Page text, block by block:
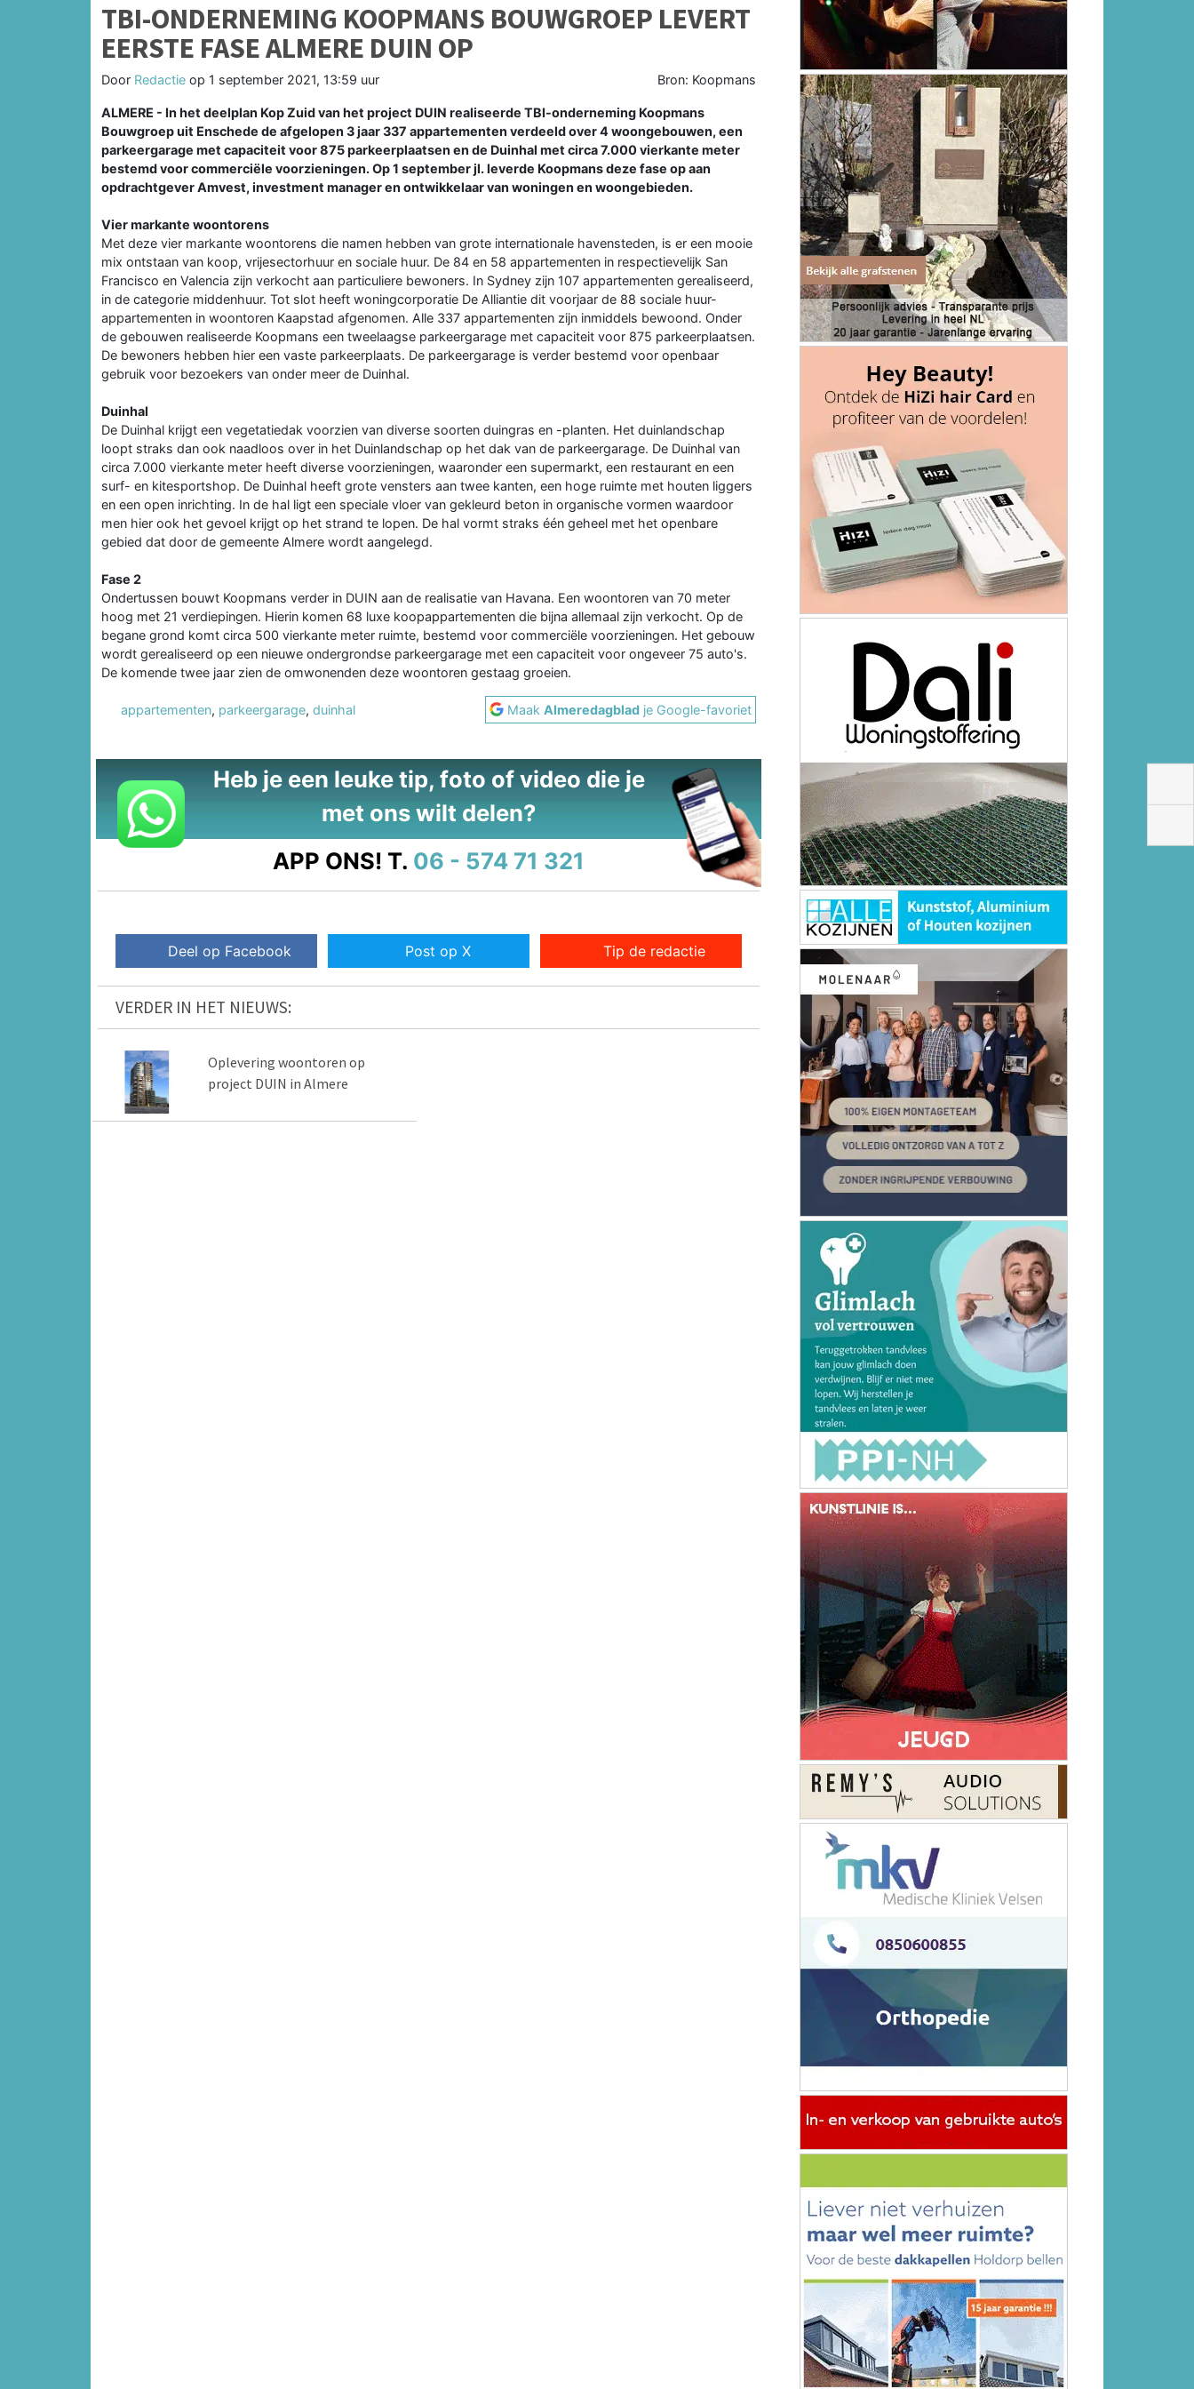
TBI-ONDERNEMING KOOPMANS BOUWGROEP LEVERT
EERSTE FASE ALMERE DUIN OP
Door Redactie op 1 september 2021, 13:59 uur Bron: Koopmans
ALMERE - In het deelplan Kop Zuid van het project DUIN realiseerde TBI-onderneming Koopmans
Bouwgroep uit Enschede de afgelopen 3 jaar 337 appartementen verdeeld over 4 woongebouwen, een
parkeergarage met capaciteit voor 875 parkeerplaatsen en de Duinhal met circa 7.000 vierkante meter
bestemd voor commerciële voorzieningen. Op 1 september jl. leverde Koopmans deze fase op aan
opdrachtgever Amvest, investment manager en ontwikkelaar van woningen en woongebieden.
Vier markante woontorens
Met deze vier markante woontorens die namen hebben van grote internationale havensteden, is er een mooie
mix ontstaan van koop, vrijesectorhuur en sociale huur. De 84 en 58 appartementen in respectievelijk San
Francisco en Valencia zijn verkocht aan particuliere bewoners. In Sydney zijn 107 appartementen gerealiseerd,
in de categorie middenhuur. Tot slot heeft woningcorporatie De Alliantie dit voorjaar de 88 sociale huur-
appartementen in woontoren Kaapstad afgenomen. Alle 337 appartementen zijn inmiddels bewoond. Onder
de gebouwen realiseerde Koopmans een tweelaagse parkeergarage met capaciteit voor 875 parkeerplaatsen.
De bewoners hebben hier een vaste parkeerplaats. De parkeergarage is verder bestemd voor openbaar
gebruik voor bezoekers van onder meer de Duinhal.
Duinhal
De Duinhal krijgt een vegetatiedak voorzien van diverse soorten duingras en -planten. Het duinlandschap
loopt straks dan ook naadloos over in het Duinlandschap op het dak van de parkeergarage. De Duinhal van
circa 7.000 vierkante meter heeft diverse voorzieningen, waaronder een supermarkt, een restaurant en een
surf- en kitesportshop. De Duinhal heeft grote vensters aan twee kanten, een hoge ruimte met houten liggers
en een open inrichting. In de hal ligt een speciale vloer van gekleurd beton in organische vormen waardoor
men hier ook het gevoel krijgt op het strand te lopen. De hal vormt straks één geheel met het openbare
gebied dat door de gemeente Almere wordt aangelegd.
Fase 2
Ondertussen bouwt Koopmans verder in DUIN aan de realisatie van Havana. Een woontoren van 70 meter
hoog met 21 verdiepingen. Hierin komen 68 luxe koopappartementen die bijna allemaal zijn verkocht. Op de
begane grond komt circa 500 vierkante meter ruimte, bestemd voor commerciële voorzieningen. Het gebouw
wordt gerealiseerd op een nieuwe ondergrondse parkeergarage met een capaciteit voor ongeveer 75 auto's.
De komende twee jaar zien de omwonenden deze woontoren gestaag groeien.
appartementen, parkeergarage, duinhal MaakAlmeredagblad je Google-favoriet
Heb je een leuke tip, foto of video die je
met ons wilt delen?
APP ONS! T. 06 - 574 71 321
Deel op Facebook Post op X Tip de redactie
VERDER IN HET NIEUWS:
Oplevering woontoren op
project DUIN in Almere